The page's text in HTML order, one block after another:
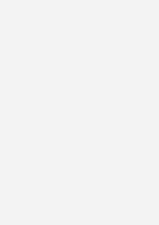
von Peter
ihn die Welt. Er fordert unter
ohne viel
werden können und dass
Windenergie vor Ort stärker